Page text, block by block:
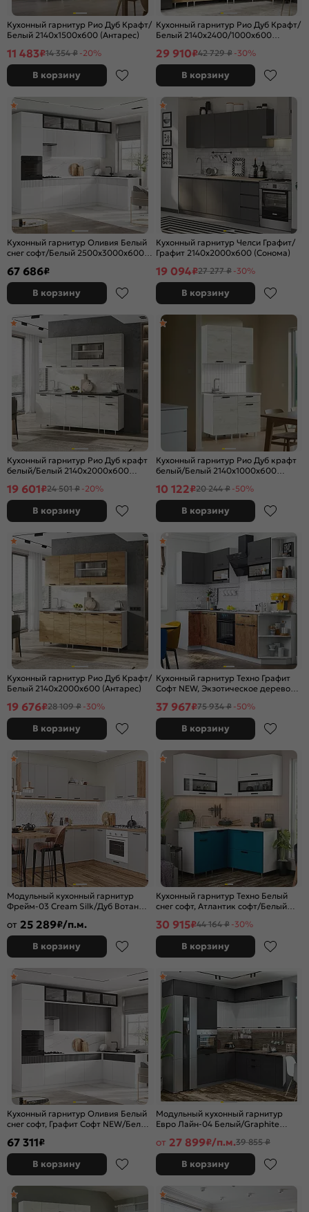
Кухонный гарнитур Рио Дуб Крафт/
Белый 2140x1500x600 (Антарес)
11 483₽14 354 ₽ -20%
В корзину
Кухонный гарнитур Рио Дуб Крафт/
Белый 2140x2400/1000x600
29 910₽42 729 ₽ -30%
В корзину
Кухонный гарнитур Оливия Белый
снег софт/Белый 2500x3000x600
67 686₽
В корзину
Кухонный гарнитур Челси Графит/
Графит 2140x2000x600 (Сонома)
19 094₽27 277 ₽ -30%
В корзину
Кухонный гарнитур Рио Дуб крафт
белый/Белый 2140x2000x600
19 601₽24 501 ₽ -20%
В корзину
Кухонный гарнитур Рио Дуб крафт
белый/Белый 2140x1000x600
10 122₽20 244 ₽ -50%
В корзину
Кухонный гарнитур Рио Дуб Крафт/
Белый 2140x2000x600 (Антарес)
19 676₽28 109 ₽ -30%
В корзину
Кухонный гарнитур Техно Графит
Софт NEW, Экзотическое дерево
(Антарес)
37 967₽75 934 ₽ -50%
В корзину
Модульный кухонный гарнитур
Фрейм-03 Cream Silk/Дуб Вотан
от 25 289₽/п.м.
В корзину
Кухонный гарнитур Техно Белый
снег софт, Атлантик софт/Белый
30 915₽44 164 ₽ -30%
В корзину
Кухонный гарнитур Оливия Белый
снег софт, Графит Софт NEW/Белый
67 311₽
В корзину
Модульный кухонный гарнитур
Евро Лайн-04 Белый/Graphite
от 27 899₽/п.м.39 855 ₽
В корзину